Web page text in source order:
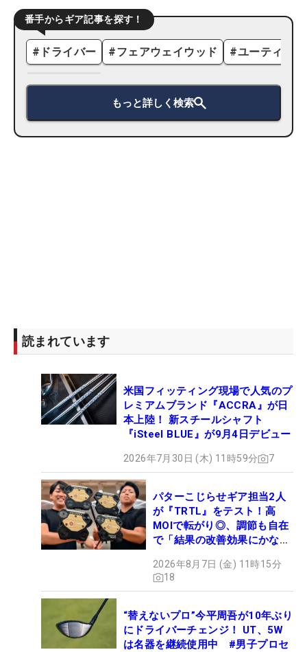
番手からギア記事を探す！
# ドライバー #フェアウェイウッド #ユーティリ
もっと詳しく検索
読まれています
米国フィッティング現場で人気のプ
レミアムブランド『ACCRA』が日
本上陸！ 新スチールシャフト
『iSteel BLUE』が9月4日デビュー
2026年7月30日 (木) 11時59分 7
パターこじらせギア担当2人
が『TRTL』をテスト！高
MOIで転がり◎、調節も自在
で「結果の改善効果にかなり
2026年8月7日 (金) 11時15分
18
“替えないプロ”今平周吾が10年ぶり
にドライバーチェンジ！ UT、5W
は名器を継続使用中 #男子プロセ